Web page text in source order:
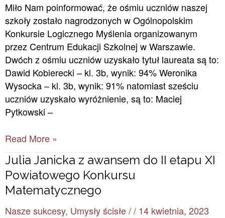
Miło Nam poinformować, że ośmiu uczniów naszej
szkoły zostało nagrodzonych w Ogólnopolskim
Konkursie Logicznego Myślenia organizowanym
przez Centrum Edukacji Szkolnej w Warszawie.
Dwóch z ośmiu uczniów uzyskało tytuł laureata są to:
Dawid Kobierecki – kl. 3b, wynik: 94% Weronika
Wysocka – kl. 3b, wynik: 91% natomiast sześciu
uczniów uzyskało wyróżnienie, są to: Maciej
Pytkowski –
Logicznego
Myślenia
Read More »
Julia Janicka z awansem do II etapu XI
Powiatowego Konkursu
Matematycznego
Nasze sukcesy, Umysły ścisłe// 14 kwietnia, 2023
Julia
Janicka
z
awansem
do